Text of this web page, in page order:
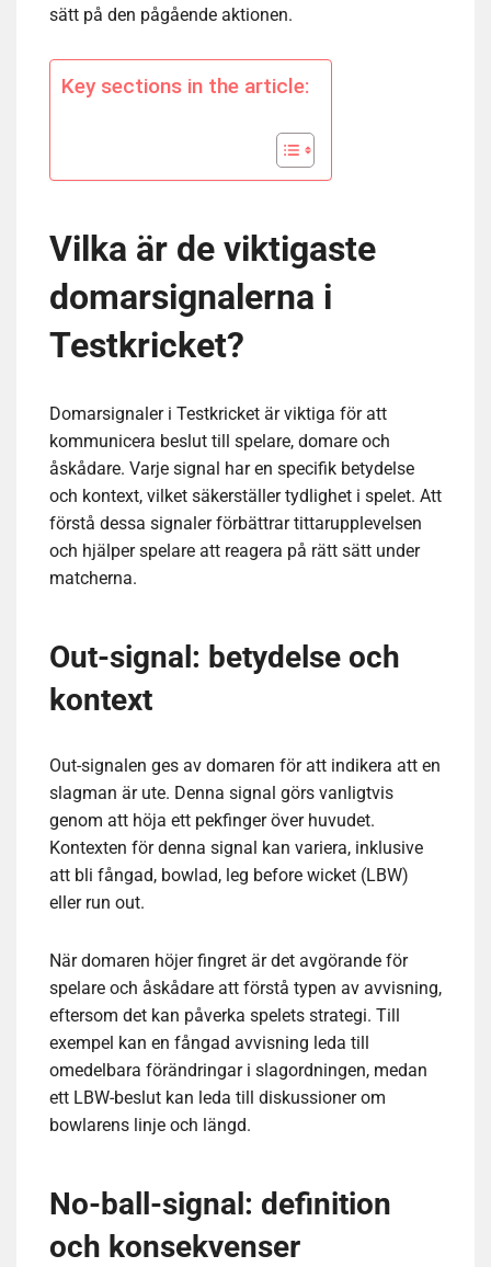
sätt på den pågående aktionen.
Key sections in the article:
Vilka är de viktigaste
domarsignalerna i
Testkricket?
Domarsignaler i Testkricket är viktiga för att
kommunicera beslut till spelare, domare och
åskådare. Varje signal har en specifik betydelse
och kontext, vilket säkerställer tydlighet i spelet. Att
förstå dessa signaler förbättrar tittarupplevelsen
och hjälper spelare att reagera på rätt sätt under
matcherna.
Out-signal: betydelse och
kontext
Out-signalen ges av domaren för att indikera att en
slagman är ute. Denna signal görs vanligtvis
genom att höja ett pekfinger över huvudet.
Kontexten för denna signal kan variera, inklusive
att bli fångad, bowlad, leg before wicket (LBW)
eller run out.
När domaren höjer fingret är det avgörande för
spelare och åskådare att förstå typen av avvisning,
eftersom det kan påverka spelets strategi. Till
exempel kan en fångad avvisning leda till
omedelbara förändringar i slagordningen, medan
ett LBW-beslut kan leda till diskussioner om
bowlarens linje och längd.
No-ball-signal: definition
och konsekvenser